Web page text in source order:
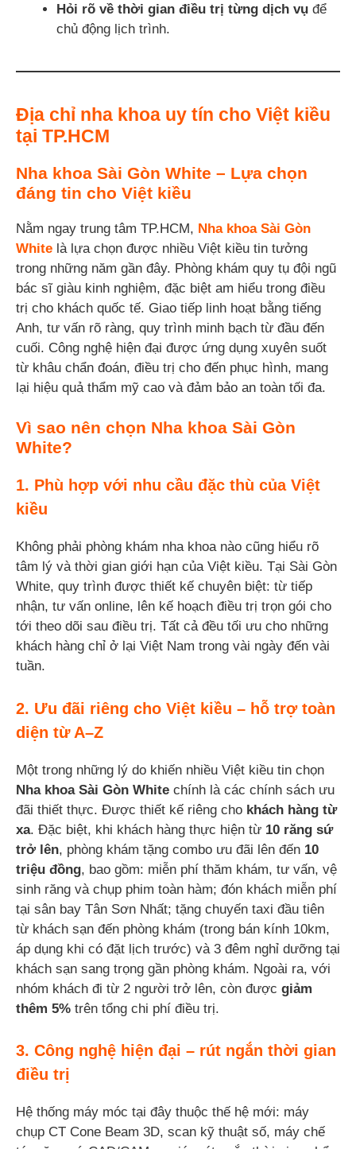
Hỏi rõ về thời gian điều trị từng dịch vụ để
chủ động lịch trình.
Địa chỉ nha khoa uy tín cho Việt kiều
tại TP.HCM
Nha khoa Sài Gòn White – Lựa chọn
đáng tin cho Việt kiều
Nằm ngay trung tâm TP.HCM, Nha khoa Sài Gòn
White là lựa chọn được nhiều Việt kiều tin tưởng
trong những năm gần đây. Phòng khám quy tụ đội ngũ
bác sĩ giàu kinh nghiệm, đặc biệt am hiểu trong điều
trị cho khách quốc tế. Giao tiếp linh hoạt bằng tiếng
Anh, tư vấn rõ ràng, quy trình minh bạch từ đầu đến
cuối. Công nghệ hiện đại được ứng dụng xuyên suốt
từ khâu chẩn đoán, điều trị cho đến phục hình, mang
lại hiệu quả thẩm mỹ cao và đảm bảo an toàn tối đa.
Vì sao nên chọn Nha khoa Sài Gòn
White?
1. Phù hợp với nhu cầu đặc thù của Việt
kiều
Không phải phòng khám nha khoa nào cũng hiểu rõ
tâm lý và thời gian giới hạn của Việt kiều. Tại Sài Gòn
White, quy trình được thiết kế chuyên biệt: từ tiếp
nhận, tư vấn online, lên kế hoạch điều trị trọn gói cho
tới theo dõi sau điều trị. Tất cả đều tối ưu cho những
khách hàng chỉ ở lại Việt Nam trong vài ngày đến vài
tuần.
2. Ưu đãi riêng cho Việt kiều – hỗ trợ toàn
diện từ A–Z
Một trong những lý do khiến nhiều Việt kiều tin chọn
Nha khoa Sài Gòn White chính là các chính sách ưu
đãi thiết thực. Được thiết kế riêng cho khách hàng từ
xa. Đặc biệt, khi khách hàng thực hiện từ 10 răng sứ
trở lên, phòng khám tặng combo ưu đãi lên đến 10
triệu đồng, bao gồm: miễn phí thăm khám, tư vấn, vệ
sinh răng và chụp phim toàn hàm; đón khách miễn phí
tại sân bay Tân Sơn Nhất; tặng chuyến taxi đầu tiên
từ khách sạn đến phòng khám (trong bán kính 10km,
áp dụng khi có đặt lịch trước) và 3 đêm nghỉ dưỡng tại
khách sạn sang trọng gần phòng khám. Ngoài ra, với
nhóm khách đi từ 2 người trở lên, còn được giảm
thêm 5% trên tổng chi phí điều trị.
3. Công nghệ hiện đại – rút ngắn thời gian
điều trị
Hệ thống máy móc tại đây thuộc thế hệ mới: máy
chụp CT Cone Beam 3D, scan kỹ thuật số, máy chế